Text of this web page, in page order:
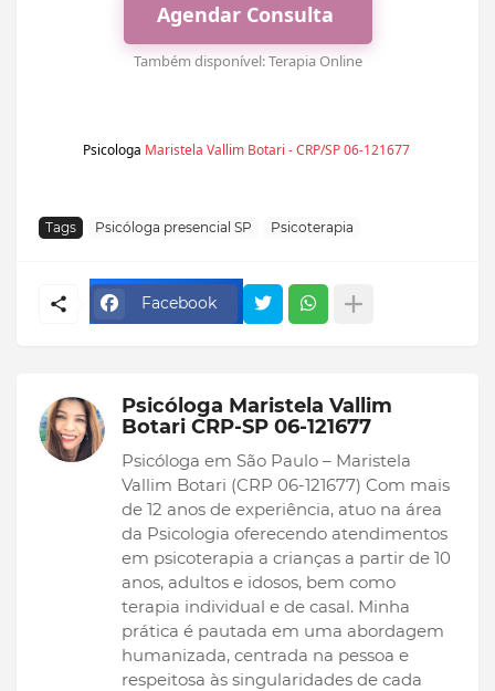
Agendar Consulta
Também disponível:Terapia Online
Psicologa Maristela Vallim Botari - CRP/SP 06-121677
Tags Psicóloga presencial SP Psicoterapia
Facebook
Psicóloga Maristela Vallim
Botari CRP-SP 06-121677
Psicóloga em São Paulo – Maristela
Vallim Botari (CRP 06-121677) Com mais
de 12 anos de experiência, atuo na área
da Psicologia oferecendo atendimentos
em psicoterapia a crianças a partir de 10
anos, adultos e idosos, bem como
terapia individual e de casal. Minha
prática é pautada em uma abordagem
humanizada, centrada na pessoa e
respeitosa às singularidades de cada